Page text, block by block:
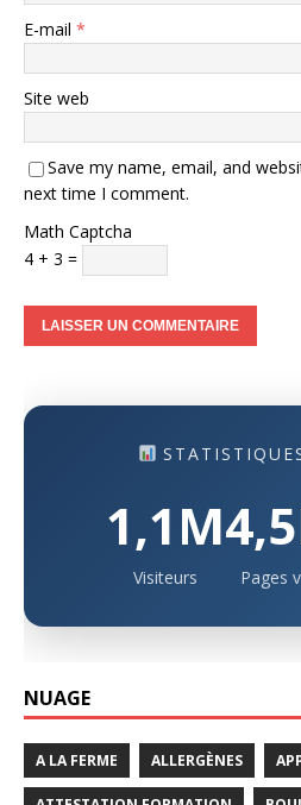
E-mail *
Site web
Save my name, email, and
next time I comment.
Math Captcha
4 + 3 =
1,1M
Visiteurs Pages
NUAGE
A LA FERME ALLERGÈNES